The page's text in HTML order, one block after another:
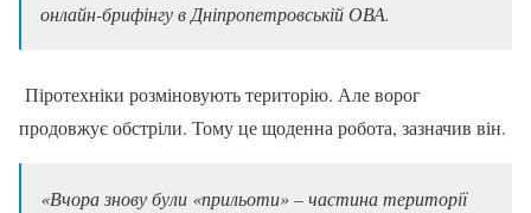
онлайн-брифінгу в Дніпропетровській ОВА.
Піротехніки розміновують територію. Але ворог
продовжує обстріли. Тому це щоденна робота, зазначив він.
«Вчора знову були «прильоти» – частина території